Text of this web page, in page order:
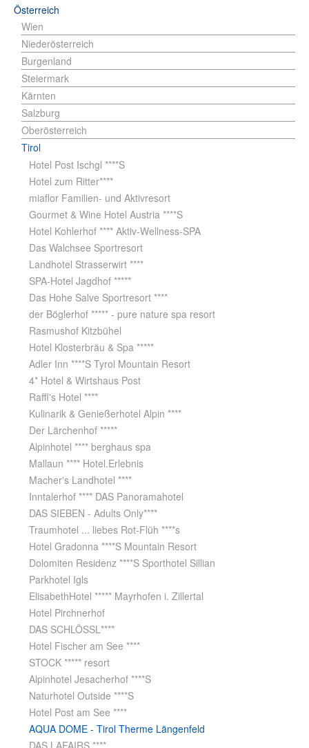
Österreich
Wien
Niederösterreich
Burgenland
Steiermark
Kärnten
Salzburg
Oberösterreich
Tirol
Hotel Post Ischgl ****S
Hotel zum Ritter****
miaflor Familien- und Aktivresort
Gourmet & Wine Hotel Austria ****S
Hotel Kohlerhof **** Aktiv-Wellness-SPA
Das Walchsee Sportresort
Landhotel Strasserwirt ****
SPA-Hotel Jagdhof *****
Das Hohe Salve Sportresort ****
der Böglerhof ***** - pure nature spa resort
Rasmushof Kitzbühel
Hotel Klosterbräu & Spa *****
Adler Inn ****S Tyrol Mountain Resort
4* Hotel & Wirtshaus Post
Raffl's Hotel ****
Kulinarik & Genießerhotel Alpin ****
Der Lärchenhof *****
Alpinhotel **** berghaus spa
Mallaun **** Hotel.Erlebnis
Macher's Landhotel ****
Inntalerhof **** DAS Panoramahotel
DAS SIEBEN - Adults Only****
Traumhotel ... liebes Rot-Flüh ****s
Hotel Gradonna ****S Mountain Resort
Dolomiten Residenz ****S Sporthotel Sillian
Parkhotel Igls
ElisabethHotel ***** Mayrhofen i. Zillertal
Hotel Pirchnerhof
DAS SCHLÖSSL****
Hotel Fischer am See ****
STOCK ***** resort
Alpinhotel Jesacherhof ****S
Naturhotel Outside ****S
Hotel Post am See ****
AQUA DOME - Tirol Therme Längenfeld